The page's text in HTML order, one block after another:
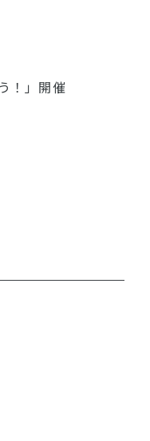
！」開催